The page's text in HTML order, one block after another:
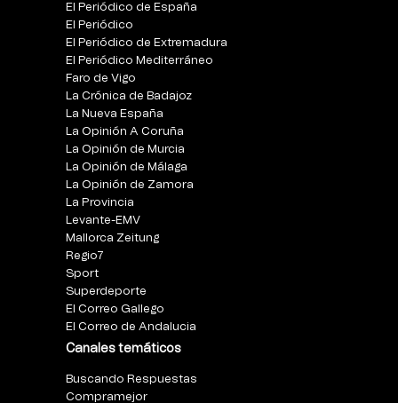
El Periódico de España
El Periódico
El Periódico de Extremadura
El Periódico Mediterráneo
Faro de Vigo
La Crónica de Badajoz
La Nueva España
La Opinión A Coruña
La Opinión de Murcia
La Opinión de Málaga
La Opinión de Zamora
La Provincia
Levante-EMV
Mallorca Zeitung
Regio7
Sport
Superdeporte
El Correo Gallego
El Correo de Andalucia
Canales temáticos
Buscando Respuestas
Compramejor